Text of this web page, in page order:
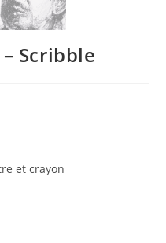
Scribble
et crayon